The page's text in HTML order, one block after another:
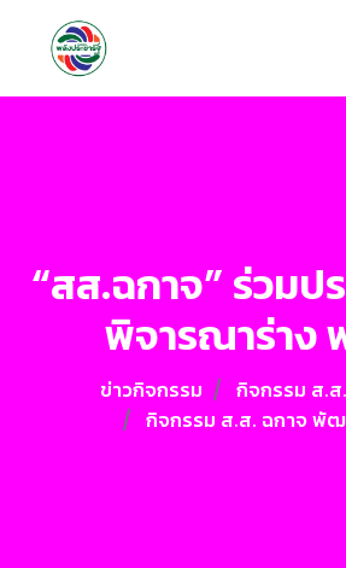
“สส.ฉกาจ” ร่วมป
พิจารณาร่าง
ข่าวกิจกรรม
กิจกรรม ส.ส
กิจกรรม ส.ส. ฉกาจ พั